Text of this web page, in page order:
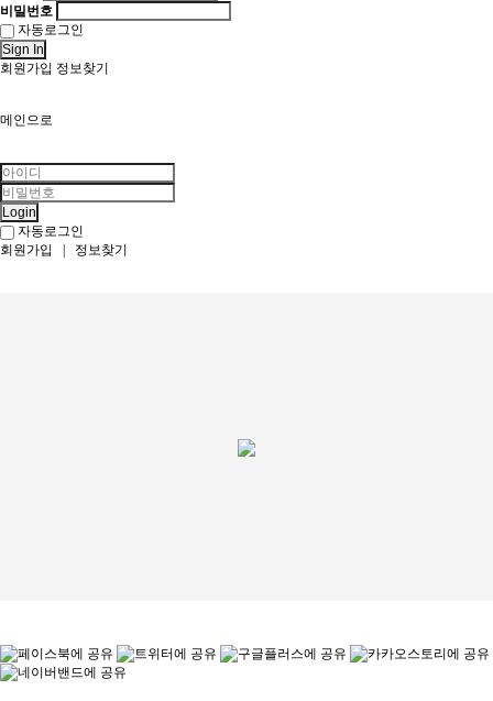
비밀번호
자동로그인
Sign In
회원가입 정보찾기
메인으로
Login
자동로그인
회원가입
정보찾기